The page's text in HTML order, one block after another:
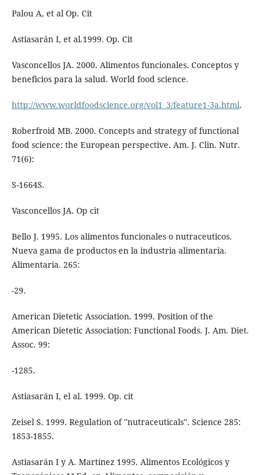
Palou A, et al Op. Cit
Astiasarán I, et al.1999. Op. Cit
Vasconcellos JA. 2000. Alimentos funcionales. Conceptos y
beneficios para la salud. World food science.
http://www.worldfoodscience.org/vol1_3/feature1-3a.html.
Roberfroid MB. 2000. Concepts and strategy of functional
food science: the European perspective. Am. J. Clin. Nutr.
71(6):
S-1664S.
Vasconcellos JA. Op cit
Bello J. 1995. Los alimentos funcionales o nutraceuticos.
Nueva gama de productos en la industria alimentaria.
Alimentaria. 265:
-29.
American Dietetic Association. 1999. Position of the
American Dietetic Association: Functional Foods. J. Am. Diet.
Assoc. 99:
-1285.
Astiasarán I, el al. 1999. Op. cit
Zeisel S. 1999. Regulation of "nutraceuticals". Science 285:
1853-1855.
Astiasarán I y A. Martínez 1995. Alimentos Ecológicos y